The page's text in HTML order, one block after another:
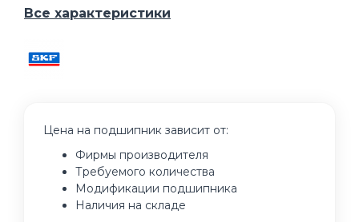
Все характеристики
Цена на подшипник зависит от:
Фирмы производителя
Требуемого количества
Модификации подшипника
Наличия на складе